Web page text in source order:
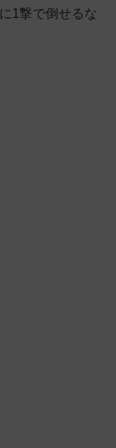
1撃で倒せるな